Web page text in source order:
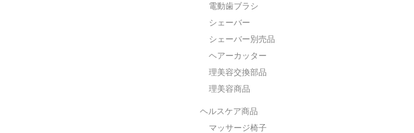
電動歯ブラシ
シェーバー
シェーバー別売品
ヘアーカッター
理美容交換部品
理美容商品
ヘルスケア商品
マッサージ椅子